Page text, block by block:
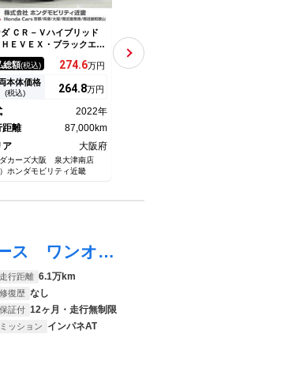
ＣＲ－Ｖハイブリッド
ＨＥＶＥＸ・ブラックエデ
ョン ワンオーナー 禁煙
インチナビ バックカメ
ラレコ ＥＴＣ２．０
プティブクルーズコントロ
ｏｏｔｈ ＵＳＢ入力端
ＥＤヘッドライト 衝突
総額(税込) 274.6万円
本体価格
(税込) 264.8万円
2022年
距離
87,000km
ア
大阪府
カーズ大阪 泉大津南店
）ホンダモビリティ近畿
ｅ：ＨＥＶＥＸ・マスターピー
ス ワンオーナー 禁煙車 ７
インチナビ バックカメラ ド
支払総額
ＣＲ－Ｖハイブリッド ｅ：ＨＥＶＥＸ・マスターピース ワンオーナー車 禁煙車 純正ナビ ＥＴＣ 前後ドラレコ リアカメラｄｅあんしんプラス ブラインドスポットモニター シートヒーター 左リバース連動ミラー パワーテールゲート サンルーフ フルセグ ＢＴ
走行距離 6.1万km
修復歴 なし
保証付 12ヶ月・走行無制限
ミッション インパネAT